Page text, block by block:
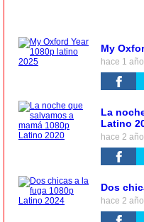
My
hace 1 año
La
Latino
hace 2
Dos
hace 2